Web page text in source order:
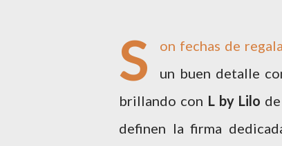
S
on fechas de
un buen detalle
brillando con L by Lilo
definen la firma